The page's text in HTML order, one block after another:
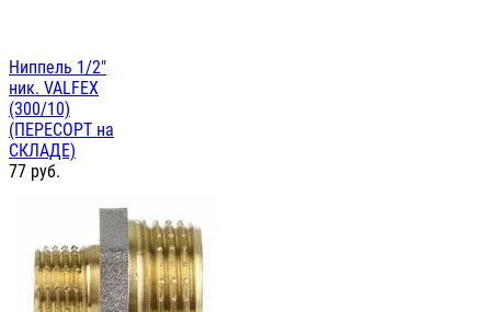
Ниппель 1/2"
ник. VALFEX
(300/10)
(ПЕРЕСОРТ на
СКЛАДЕ)
77 руб.